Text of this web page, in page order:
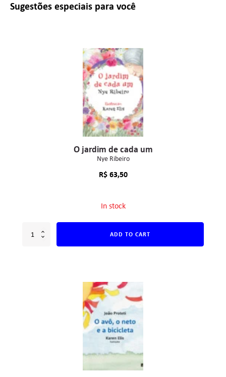
Sugestões especiais para você
O jardim de cada um
Nye Ribeiro
R$63,50
In stock
ADD TO CART